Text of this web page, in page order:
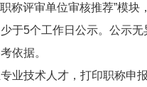
称评审单位审核推荐”模
于5个工作日公示。公示
依据。
业技术人才，打印职称申